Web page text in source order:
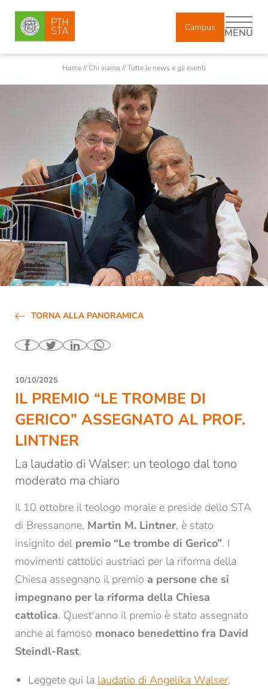
Campus MENU
Corpo docente
Docenti incaricati e ricercatori
Collaboratori
Diplomati
Storia
Biblioteca
Contatti e orari di apertura
Tutte le news e gli eventi
Studio accademico
Formazione
Ricerca
Home//Chi siamo //Tutte le news e gli eventi
TORNA ALLA PANORAMICA
10/10/2025
IL PREMIO “LE TROMBE DI
GERICO” ASSEGNATO AL PROF.
LINTNER
La laudatio di Walser: un teologo dal tono
moderato ma chiaro
Il 10 ottobre il teologo morale e preside dello STA
di Bressanone, Martin M. Lintner, è stato
insignito del premio “Le trombe di Gerico”. I
movimenti cattolici austriaci per la riforma della
Chiesa assegnano il premio a persone che si
impegnano per la riforma della Chiesa
cattolica. Quest'anno il premio è stato assegnato
anche al famoso monaco benedettino fra David
Steindl-Rast.
Leggete qui la laudatio di Angelika Walser,